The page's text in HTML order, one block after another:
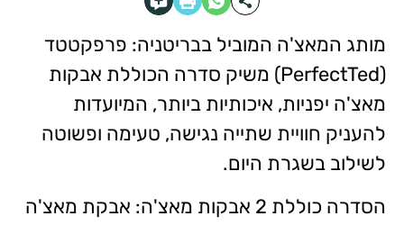
מותג המאצ'ה המוביל בבריטניה: פרפקטטד
(PerfectTed) משיק סדרה הכוללת אבקות
מאצ'ה יפניות, איכותיות ביותר, המיועדות
להעניק חוויית שתייה נגישה, טעימה ופשוטה
לשילוב בשגרת היום.
הסדרה כוללת 2 אבקות מאצ'ה: אבקת מאצ'ה